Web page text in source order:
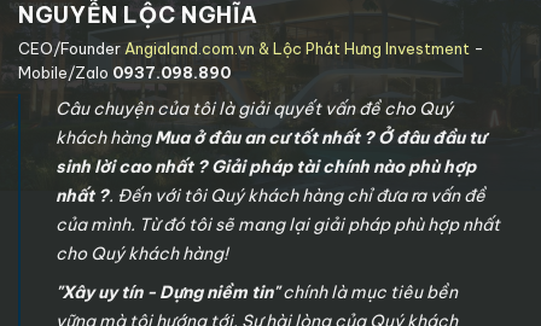
NGUYỄN LỘC NGHĨA
CEO/Founder Angialand.com.vn & Lộc Phát Hưng Investment -
Mobile/Zalo 0937.098.890
Câu chuyện của tôi là giải quyết vấn đề cho Quý
khách hàngMua ở đâu an cư tốt nhất ? Ở đâu đầu tư
sinh lời cao nhất ? Giải pháp tài chính nào phù hợp
nhất ?. Đến với tôi Quý khách hàng chỉ đưa ra vấn đề
của mình. Từ đó tôi sẽ mang lại giải pháp phù hợp nhất
cho Quý khách hàng!
"Xây uy tín - Dựng niềm tin"chính là mục tiêu bền
vững mà tôi hướng tới. Sự hài lòng của Quý khách